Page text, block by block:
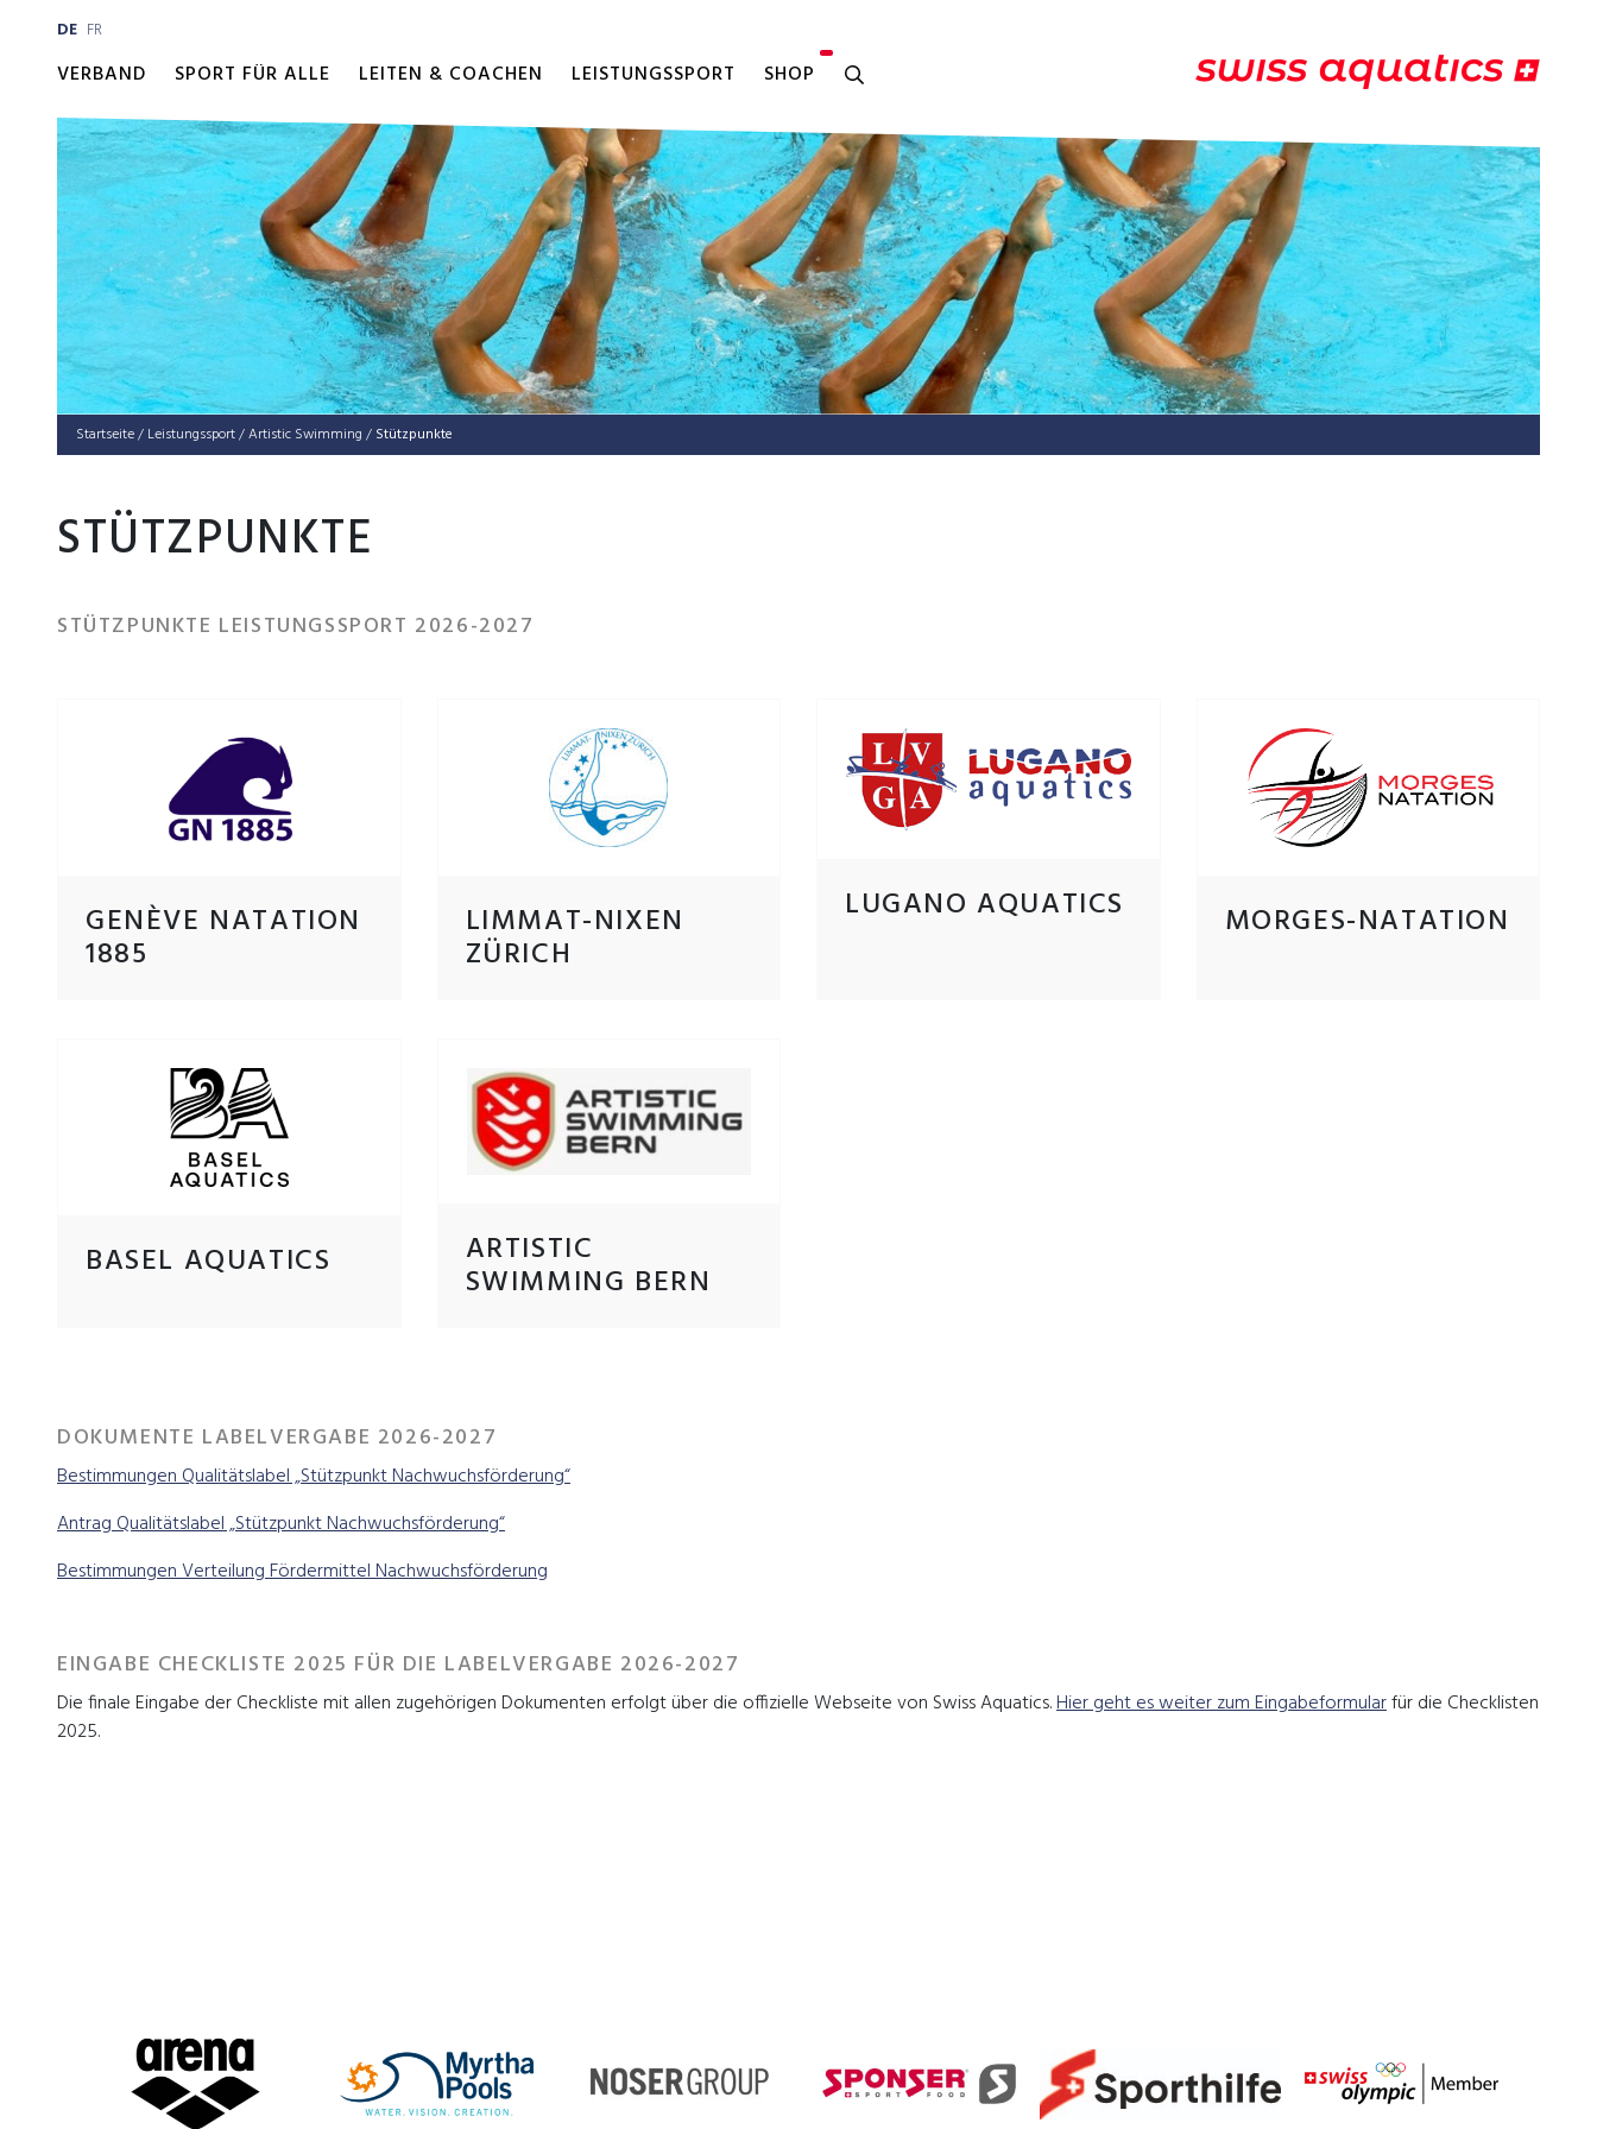
DE FR
VERBAND SPORT FÜR ALLE LEITEN & COACHEN LEISTUNGSSPORT SHOP
Startseite/ Leis­tungs­sport/Artistic Swimming / Stützpunkte
STÜTZPUNKTE
STÜTZPUNKTE LEISTUNGSSPORT 2026-2027
GENÈVE NATATION
1885
LIMMAT-NIXEN
ZÜRICH
LUGANO AQUATICS MORGES-NATATION
BASEL AQUATICS ARTISTIC
SWIMMING BERN
DOKUMENTE LABELVERGABE 2026-2027
Bestimmungen Qualitätslabel „Stützpunkt Nachwuchsförderung“
Antrag Qualitätslabel „Stützpunkt Nachwuchsförderung“
Bestimmungen Verteilung Fördermittel Nachwuchsförderung
EINGABE CHECKLISTE 2025 FÜR DIE LABELVERGABE 2026-2027
Die finale Eingabe der Checkliste mit allen zugehörigen Dokumenten erfolgt über die offizielle Webseite von Swiss Aquatics.Hier geht es weiter zum Eingabeformularfür die Checklisten
2025.